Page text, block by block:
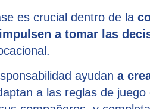
es crucial dentro de la
impulsen a tomar las
ayudan a
a las reglas de